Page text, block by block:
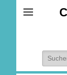
Suche
nach: